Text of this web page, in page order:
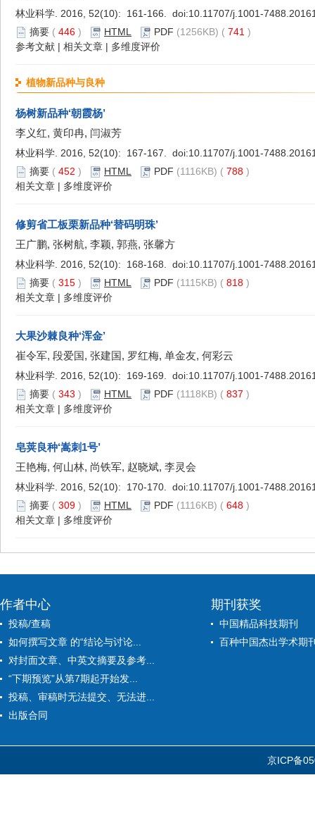
林业科学. 2016, 52(10): 161-166. doi:10.11707/j.1001-
摘要 ( 446 ) HTML PDF (1256KB) ( 741 )
参考文献 | 相关文章 | 多维度评价
植物新品种与良种
杨树新品种‘朝霞杨’
李义红, 黄印冉, 闫淑芳
林业科学. 2016, 52(10): 167-167. doi:10.11707/j.1001-
摘要 ( 452 ) HTML PDF (1116KB) ( 788 )
相关文章 | 多维度评价
修剪省工板栗新品种‘替码明珠’
王广鹏, 张树航, 李颖, 郭燕, 张馨方
林业科学. 2016, 52(10): 168-168. doi:10.11707/j.1001-
摘要 ( 315 ) HTML PDF (1115KB) ( 818 )
相关文章 | 多维度评价
大果沙棘良种‘浑金’
崔令军, 段爱国, 张建国, 罗红梅, 单金友, 何彩云
林业科学. 2016, 52(10): 169-169. doi:10.11707/j.1001-
摘要 ( 343 ) HTML PDF (1118KB) ( 837 )
相关文章 | 多维度评价
皂荚良种‘嵩刺1号’
王艳梅, 何山林, 尚铁军, 赵晓斌, 李灵会
林业科学. 2016, 52(10): 170-170. doi:10.11707/j.1001-
摘要 ( 309 ) HTML PDF (1116KB) ( 648 )
相关文章 | 多维度评价
作者中心
投稿/查稿
如何撰写文章 的“结论与讨论...
对封面文章、中英文摘要及参考...
“下期预览”从第7期起开始发...
投稿、审稿时无法提交、无法进...
出版合同
期刊获奖
中国精品科技期刊
百种中国杰出学术期
京ICP备